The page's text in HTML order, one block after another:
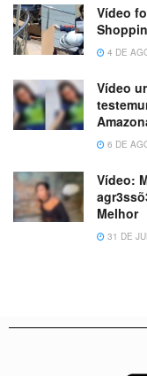
Vídeo
4 DE
Vídeo
6 DE
Vídeo:
Melhor
31 DE